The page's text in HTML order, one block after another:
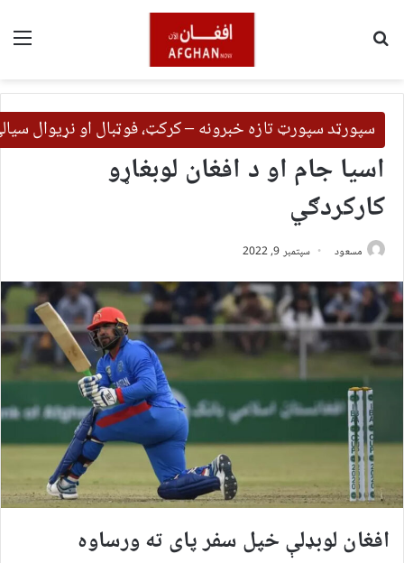
سپورټد سپورټ تازه خبرونه – کرکټ، فوټبال او نړیوال
اسیا جام او د افغان لوبغاړو
کارکردګي
مسعود سپتمبر 9, 2022
افغان لوبډلې خپل سفر پای ته ورساوه